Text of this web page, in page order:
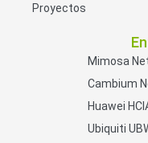
Proyectos
Mimosa
Cambium
Huawei
Ubiquiti